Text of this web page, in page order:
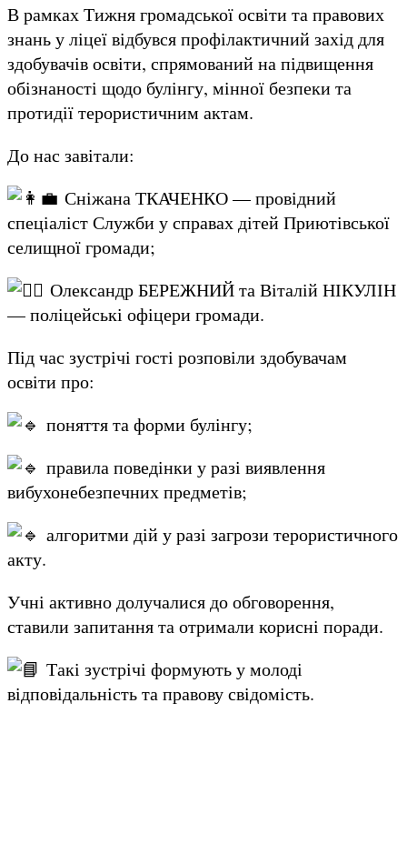
В рамках Тижня громадської освіти та правових
знань у ліцеї відбувся профілактичний захід для
здобувачів освіти, спрямований на підвищення
обізнаності щодо булінгу, мінної безпеки та
протидії терористичним актам.
До нас завітали:
Сніжана ТКАЧЕНКО — провідний
спеціаліст Служби у справах дітей Приютівської
селищної громади;
Олександр БЕРЕЖНИЙ та Віталій НІКУЛІН
— поліцейські офіцери громади.
Під час зустрічі гості розповіли здобувачам
освіти про:
поняття та форми булінгу;
правила поведінки у разі виявлення
вибухонебезпечних предметів;
алгоритми дій у разі загрози терористичного
акту.
Учні активно долучалися до обговорення,
ставили запитання та отримали корисні поради.
Такі зустрічі формують у молоді
відповідальність та правову свідомість.